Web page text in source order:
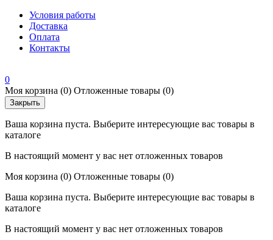
Условия работы
Доставка
Оплата
Контакты
0
Моя корзина (0) Отложенные товары (0)
Закрыть
Ваша корзина пуста. Выберите интересующие вас товары в
каталоге
В настоящий момент у вас нет отложенных товаров
Моя корзина (0) Отложенные товары (0)
Ваша корзина пуста. Выберите интересующие вас товары в
каталоге
В настоящий момент у вас нет отложенных товаров